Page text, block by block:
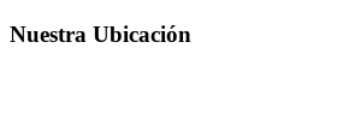
Nuestra Ubicación